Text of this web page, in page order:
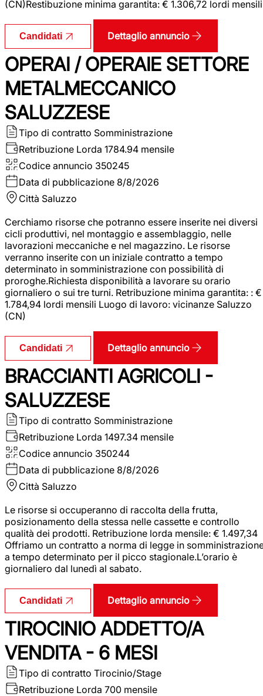
(CN)Restibuzione minima garantita: € 1.306,72 lordi mensili
Candidati Dettaglio annuncio
OPERAI / OPERAIE SETTORE
METALMECCANICO
SALUZZESE
Tipo di contratto Somministrazione
Retribuzione Lorda 1784.94 mensile
Codice annuncio 350245
Data di pubblicazione 8/8/2026
Città Saluzzo
Cerchiamo risorse che potranno essere inserite nei diversi
cicli produttivi, nel montaggio e assemblaggio, nelle
lavorazioni meccaniche e nel magazzino. Le risorse
verranno inserite con un iniziale contratto a tempo
determinato in somministrazione con possibilità di
proroghe.Richiesta disponibilità a lavorare su orario
giornaliero o sui tre turni. Retribuzione minima garantita: : €
1.784,94 lordi mensili Luogo di lavoro: vicinanze Saluzzo
(CN)
Candidati Dettaglio annuncio
BRACCIANTI AGRICOLI -
SALUZZESE
Tipo di contratto Somministrazione
Retribuzione Lorda 1497.34 mensile
Codice annuncio 350244
Data di pubblicazione 8/8/2026
Città Saluzzo
Le risorse si occuperanno di raccolta della frutta,
posizionamento della stessa nelle cassette e controllo
qualità dei prodotti. Retribuzione lorda mensile: € 1.497,34
Offriamo un contratto a norma di legge in
a tempo determinato per il picco stagionale.L’orario è
giornaliero dal lunedì al sabato.
Candidati Dettaglio annuncio
TIROCINIO ADDETTO/A
VENDITA - 6 MESI
Tipo di contratto Tirocinio/Stage
Retribuzione Lorda 700 mensile